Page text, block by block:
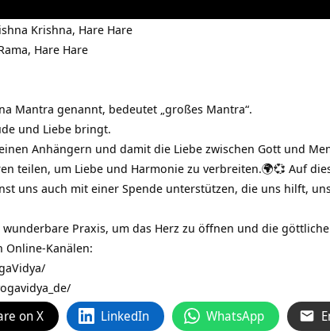
Krishna, Hare Hare
Hare Hare
Mantra genannt, bedeutet „großes Mantra“.
und Liebe bringt.
Anhängern und damit die Liebe zwischen Gott und
teilen, um Liebe und Harmonie zu verbreiten.🌍💞 Auf
uns auch mit einer Spende unterstützen, die uns hilft,
Praxis, um das Herz zu öffnen und die
Online-Kanälen:
on X LinkedIn WhatsApp